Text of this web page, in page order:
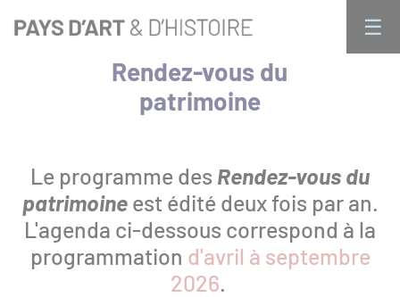
au
☰
Qui sommes nous ?
Activités
Public individuel : les rendez-vous du
Rendez-vous du
patrimoine
Le programme des Rendez-vous du
patrimoineest édité deux fois par an.
L'agenda ci-dessous correspond à la
programmation d'avril à septembre
2026.